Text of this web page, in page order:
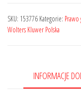
Handlowego
-
SKU: 153776 Kategorie:
Wolters Kluwer Polska
INFORMACJE